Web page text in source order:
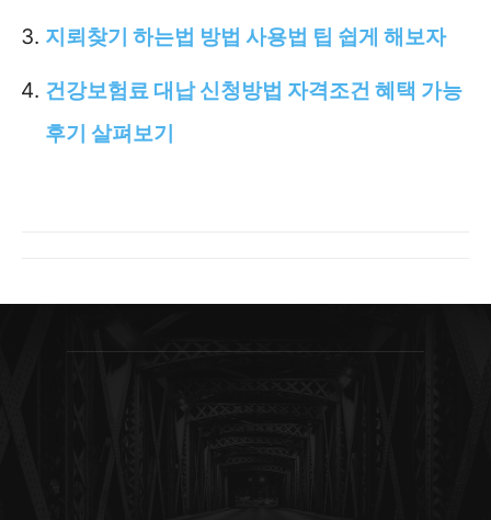
지뢰찾기 하는법 방법 사용법 팁 쉽게 해보자
건강보험료 대납 신청방법 자격조건 혜택 가능
후기 살펴보기